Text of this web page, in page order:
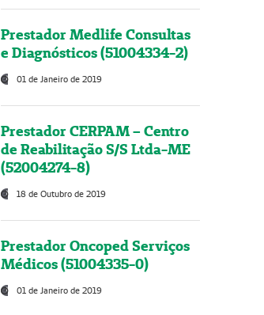
Prestador Medlife Consultas
e Diagnósticos (51004334-2)
01 de Janeiro de 2019
Prestador CERPAM – Centro
de Reabilitação S/S Ltda-ME
(52004274-8)
18 de Outubro de 2019
Prestador Oncoped Serviços
Médicos (51004335-0)
01 de Janeiro de 2019